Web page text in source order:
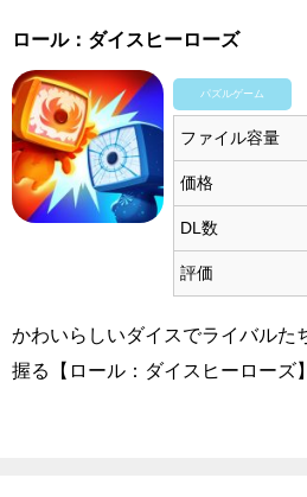
ロール：ダイスヒーローズ
パズルゲーム
ファイル容量
価格
DL数
評価
かわいらしいダイスでライバルた
握る【ロール：ダイスヒーローズ】